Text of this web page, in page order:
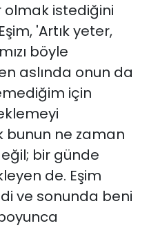
olmak istediğini
'Artık yeter,
böyle
aslında onun da
için
bunun ne zaman
bir günde
de. Eşim
ve sonunda beni